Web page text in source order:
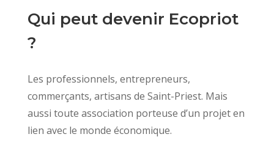
Qui peut devenir Ecopriot
?
Les professionnels, entrepreneurs,
commerçants, artisans de Saint-Priest. Mais
aussi toute association porteuse d’un projet en
lien avec le monde économique.